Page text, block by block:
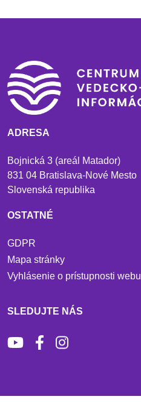
ADRESA
Bojnická 3 (areál Matador)
831 04 Bratislava-Nové Mesto
Slovenská republika
OSTATNÉ
GDPR
Mapa stránky
Vyhlásenie o prístupnosti webu
SLEDUJTE NÁS